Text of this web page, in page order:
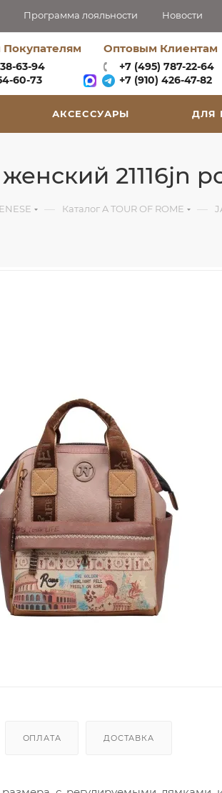
Программа лояльности Новости
63-94
60-73‬
Оптовым Клиентам
+7 (495) 787-22-64
+7 (910) 426-47-82
АКСЕССУАРЫ ДЛЯ
21116jn
— Каталог A TOUR OF ROME —
ОПЛАТА ДОСТАВКА